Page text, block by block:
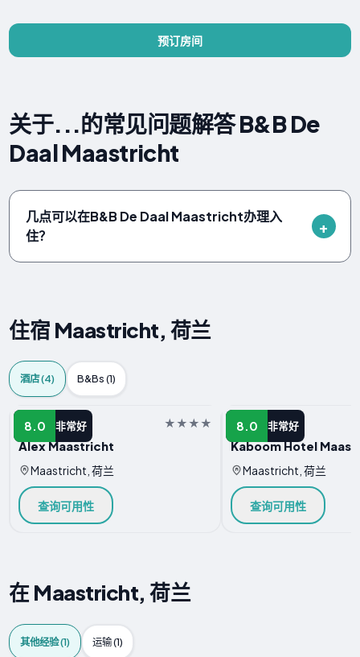
预订房间
关于...的常见问题解答 B&B De
Daal Maastricht
几点可以在B&B De Daal Maastricht办理入
住？
住宿 Maastricht, 荷兰
酒店 (4) B&Bs (1)
8.0 非常好
酒店
Alex Maastricht
Maastricht, 荷兰
查询可用性
8.0 非常好
酒店
Kaboom Hotel
Maastricht, 荷兰
查询可用性
在 Maastricht, 荷兰
其他经验 (1) 运输 (1)